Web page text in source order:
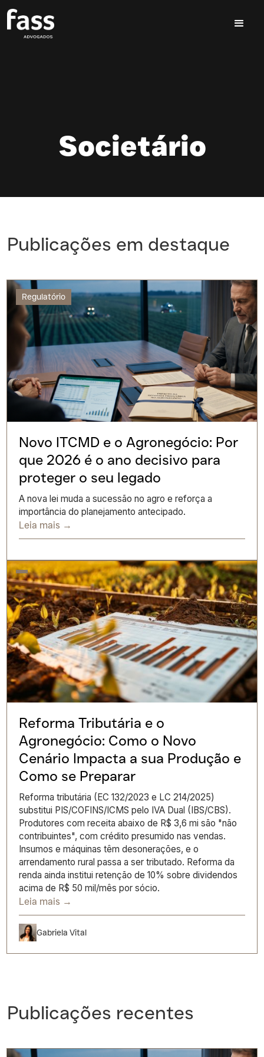
Societário
Publicações em destaque
Regulatório
Novo ITCMD e o Agronegócio: Por
que 2026 é o ano decisivo para
proteger o seu legado
A nova lei muda a sucessão no agro e reforça a
importância do planejamento antecipado.
Leia mais →
Reforma Tributária e o
Agronegócio: Como o Novo
Cenário Impacta a sua Produção e
Como se Preparar
Reforma tributária (EC 132/2023 e LC 214/2025)
substitui PIS/COFINS/ICMS pelo IVA Dual (IBS/CBS).
Produtores com receita abaixo de R$ 3,6 mi são "não
contribuintes", com crédito presumido nas vendas.
Insumos e máquinas têm desonerações, e o
arrendamento rural passa a ser tributado. Reforma da
renda ainda institui retenção de 10% sobre dividendos
acima de R$ 50 mil/mês por sócio.
Leia mais →
Gabriela Vital
Publicações recentes